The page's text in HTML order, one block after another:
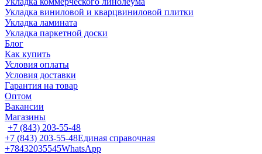
Укладка виниловой и кварцвиниловой плитки
Укладка ламината
Укладка паркетной доски
Блог
Как купить
Условия оплаты
Условия доставки
Гарантия на товар
Оптом
Вакансии
Магазины
+7 (843) 203-55-48
+7 (843) 203-55-48Единая справочная
+78432035545WhatsApp